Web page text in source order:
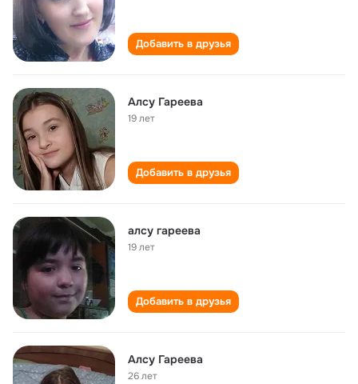
Добавить в друзья
Алсу Гареева
19 лет
Добавить в друзья
алсу гареева
19 лет
Добавить в друзья
Алсу Гареева
26 лет